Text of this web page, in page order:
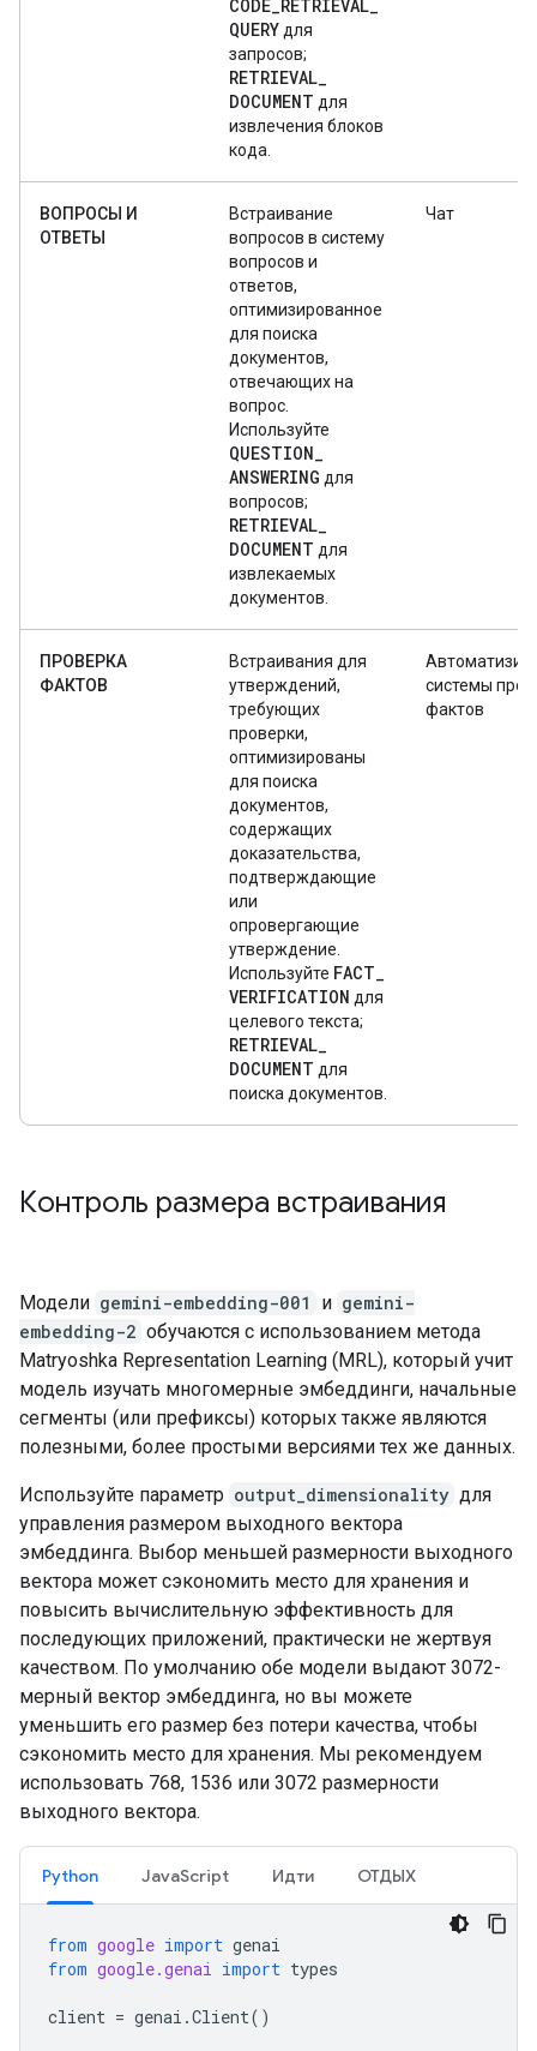
CODE_RETRIEVAL_
QUERY для
запросов;
RETRIEVAL_
DOCUMENT для
извлечения блоков
кода.
ВОПРОСЫ И
ОТВЕТЫ
Встраивание
вопросов в систему
вопросов и
ответов,
оптимизированное
для поиска
документов,
отвечающих на
вопрос.
Используйте
QUESTION_
ANSWERING для
вопросов;
RETRIEVAL_
DOCUMENT для
извлекаемых
документов.
Чат
ПРОВЕРКА
ФАКТОВ
Встраивания для
утверждений,
требующих
проверки,
оптимизированы
для поиска
документов,
содержащих
доказательства,
подтверждающие
или
опровергающие
утверждение.
Используйте FACT_
VERIFICATION для
целевого текста;
RETRIEVAL_
DOCUMENT для
поиска документов.
системы
фактов
Контроль размера встраивания
Модели gemini-embedding-001 и gemini-
embedding-2 обучаются с использованием метода
Matryoshka Representation Learning (MRL), который учит
модель изучать многомерные эмбеддинги, начальные
сегменты (или префиксы) которых также являются
полезными, более простыми версиями тех же данных.
Используйте параметр output_dimensionality для
управления размером выходного вектора
эмбеддинга. Выбор меньшей размерности выходного
вектора может сэкономить место для хранения и
повысить вычислительную эффективность для
последующих приложений, практически не жертвуя
качеством. По умолчанию обе модели выдают 3072-
мерный вектор эмбеддинга, но вы можете
уменьшить его размер без потери качества, чтобы
сэкономить место для хранения. Мы рекомендуем
использовать 768, 1536 или 3072 размерности
выходного вектора.
Python JavaScript Идти ОТДЫХ
from google import genai
from google.genai import types
client = genai .Client()